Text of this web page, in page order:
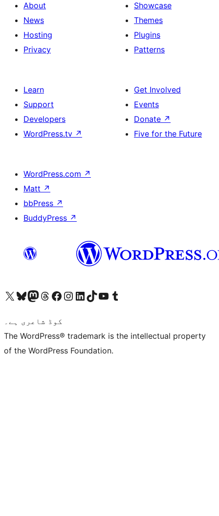
About
News
Hosting
Privacy
Showcase
Themes
Plugins
Patterns
Learn
Support
Developers
WordPress.tv ↗
Get Involved
Events
Donate ↗
Five for the Future
WordPress.com ↗
Matt ↗
bbPress ↗
BuddyPress ↗
Visit our X (formerly Twitter) account
ہمارے بلیواسکائی اکاؤنٹ پر جائیں
Visit our Mastodon account
ہمارے ٹھریڈز اکاؤنٹ پر جائیں
Visit our Facebook page
Visit our Instagram account
Visit our LinkedIn account
ہمارے ٹک ٹاک اکاؤنٹ پر جائیں
Visit our YouTube channel
ہمارے ٹمبلر اکاؤنٹ پر جائیں
کوڈ شاعری ہے۔
The WordPress® trademark is the intellectual property
of the WordPress Foundation.